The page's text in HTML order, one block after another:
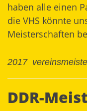
haben alle einen
die VHS könnte
Meisterschaften
2017
DDR-